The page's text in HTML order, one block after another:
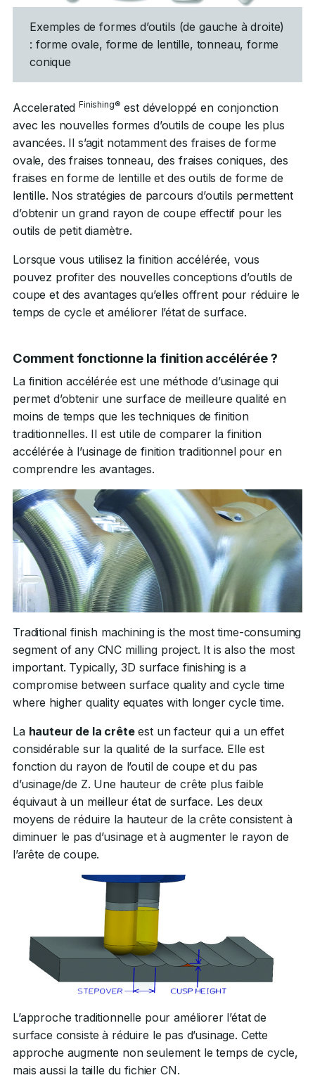
Exemples de formes d’outils (de gauche à droite)
: forme ovale, forme de lentille, tonneau, forme
conique
AcceleratedFinishing® est développé en conjonction
avec les nouvelles formes d’outils de coupe les plus
avancées. Il s’agit notamment des fraises de forme
ovale, des fraises tonneau, des fraises coniques, des
fraises en forme de lentille et des outils de forme de
lentille. Nos stratégies de parcours d’outils permettent
d’obtenir un grand rayon de coupe effectif pour les
outils de petit diamètre.
Lorsque vous utilisez la finition accélérée, vous
pouvez profiter des nouvelles conceptions d’outils de
coupe et des avantages qu’elles offrent pour réduire le
temps de cycle et améliorer l’état de surface.
Comment fonctionne la finition accélérée ?
La finition accélérée est une méthode d’usinage qui
permet d’obtenir une surface de meilleure qualité en
moins de temps que les techniques de finition
traditionnelles. Il est utile de comparer la finition
accélérée à l’usinage de finition traditionnel pour en
comprendre les avantages.
Traditional finish machining is the most time-consuming
segment of any CNC milling project. It is also the most
important. Typically, 3D surface finishing is a
compromise between surface quality and cycle time
where higher quality equates with longer cycle time.
La hauteur de la crêteest un facteur qui a un effet
considérable sur la qualité de la surface. Elle est
fonction du rayon de l’outil de coupe et du pas
d’usinage/de Z. Une hauteur de crête plus faible
équivaut à un meilleur état de surface. Les deux
moyens de réduire la hauteur de la crête consistent à
diminuer le pas d’usinage et à augmenter le rayon de
l’arête de coupe.
L’approche traditionnelle pour améliorer l’état de
surface consiste à réduire le pas d’usinage. Cette
approche augmente non seulement le temps de cycle,
mais aussi la taille du fichier CN.